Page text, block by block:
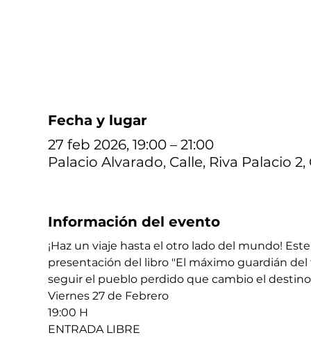
Fecha y lugar
27 feb 2026, 19:00 – 21:00
Palacio Alvarado, Calle, Riva Palacio
Información del evento
¡Haz un viaje hasta el otro lado del mundo!
presentación del libro "El máximo guardián
seguir el pueblo perdido que cambio el
​​Viernes 27 de Febrero
​19:00 H
​​ENTRADA LIBRE